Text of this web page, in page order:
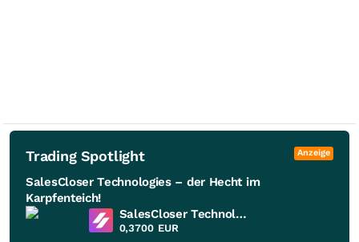
Trading Spotlight Anzeige
SalesCloser Technologies – der Hecht im
Karpfenteich!
SalesCloser Technologies
0,3700 EUR